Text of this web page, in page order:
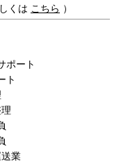
くは こちら ）
ポート
ト
業